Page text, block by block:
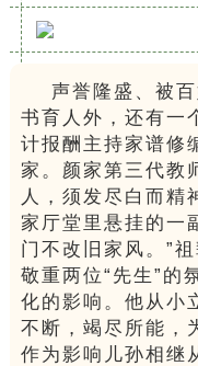
声誉隆盛、被
书育人外，还有一
计报酬主持家谱修
家。颜家第三代教
人，须发尽白而精
家厅堂里悬挂的一
门不改旧家风。”
敬重两位“先生”的
化的影响。他从小
不断，竭尽所能，
作为影响儿孙相继